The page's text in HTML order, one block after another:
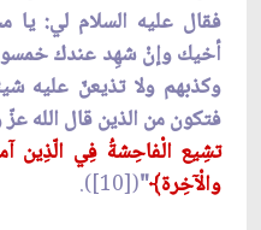
فقال عليه السلام لي:
أخيك وإنْ شهِد عندك
وكذبهم ولا تذيعنّ عليه
فتكون من الذين قال الله
تشِيع الْفاحِشةُ فِي الّذِين
والْآخِرة﴾"
([10]).